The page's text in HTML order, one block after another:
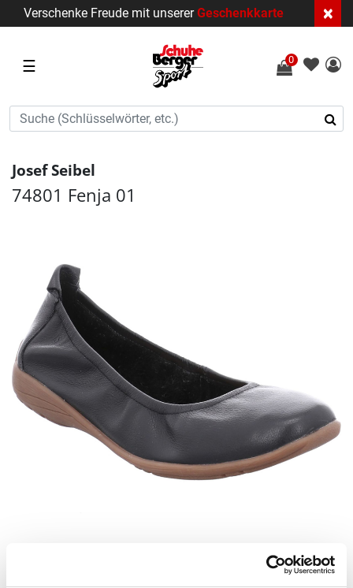
Verschenke Freude mit unsererGeschenkkarte ×
☰ 0
Josef Seibel
74801 Fenja 01